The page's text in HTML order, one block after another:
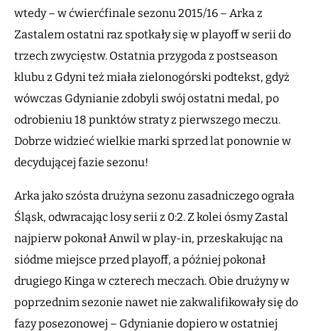
wtedy – w ćwierćfinale sezonu 2015/16 – Arka z
Zastalem ostatni raz spotkały się w playoff w serii do
trzech zwycięstw. Ostatnia przygoda z postseason
klubu z Gdyni też miała zielonogórski podtekst, gdyż
wówczas Gdynianie zdobyli swój ostatni medal, po
odrobieniu 18 punktów straty z pierwszego meczu.
Dobrze widzieć wielkie marki sprzed lat ponownie w
decydującej fazie sezonu!
Arka jako szósta drużyna sezonu zasadniczego ograła
Śląsk, odwracając losy serii z 0:2. Z kolei ósmy Zastal
najpierw pokonał Anwil w play-in, przeskakując na
siódme miejsce przed playoff, a później pokonał
drugiego Kinga w czterech meczach. Obie drużyny w
poprzednim sezonie nawet nie zakwalifikowały się do
fazy posezonowej – Gdynianie dopiero w ostatniej